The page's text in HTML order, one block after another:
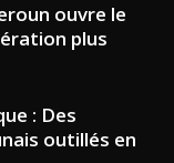
ouvre le
plus
: Des
outillés en